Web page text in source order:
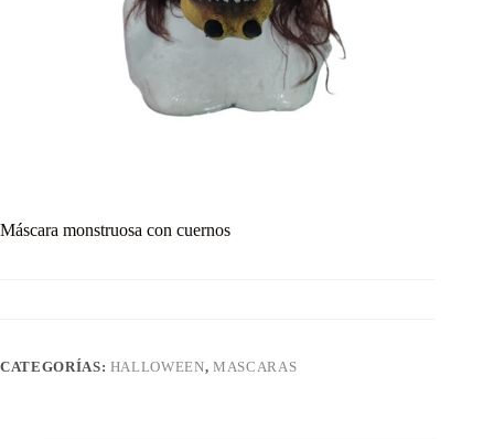
Máscara monstruosa con cuernos
CATEGORÍAS: HALLOWEEN, MASCARAS